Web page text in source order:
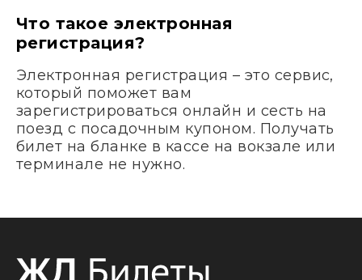
Что такое электронная
регистрация?
Электронная регистрация – это сервис,
который поможет вам
зарегистрироваться онлайн и сесть на
поезд с посадочным купоном. Получать
билет на бланке в кассе на вокзале или
терминале не нужно.